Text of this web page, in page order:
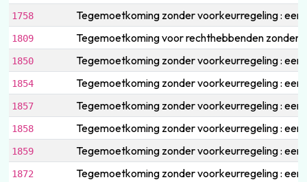
1758 Tegemoetkoming zonder voorkeurregeling :
1809 Tegemoetkoming voor rechthebbenden zonder
1850 Tegemoetkoming zonder voorkeurregeling :
1854 Tegemoetkoming zonder voorkeurregeling :
1857 Tegemoetkoming zonder voorkeurregeling :
1858 Tegemoetkoming zonder voorkeurregeling :
1859 Tegemoetkoming zonder voorkeurregeling :
1872 Tegemoetkoming zonder voorkeurregeling :